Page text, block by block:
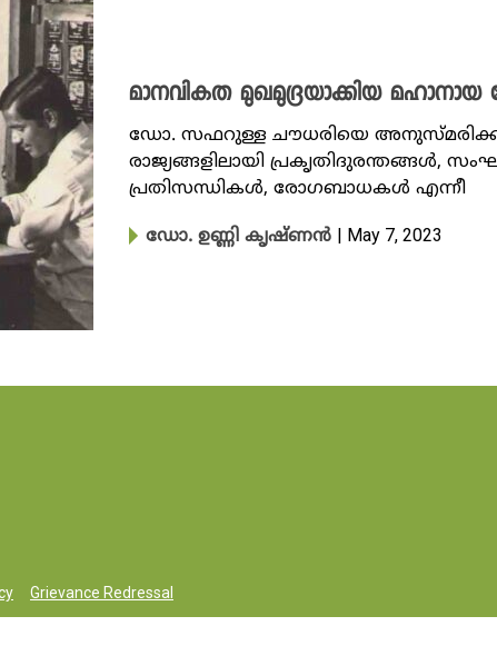
മാനവികത മുഖമുദ്രയാക്കിയ
ഡോ. സഫറുള്ള ചൗധരിയെ
രാജ്യങ്ങളിലായി പ്രകൃതിദുരന്തങ്ങൾ,
പ്രതിസന്ധികൾ, രോഗബാധകൾ എന്നീ
ഡോ. ഉണ്ണി കൃഷ്ണൻ | May 7, 2023
Grievance Redressal